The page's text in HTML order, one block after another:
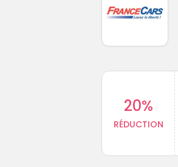
20%
RÉDUCTION